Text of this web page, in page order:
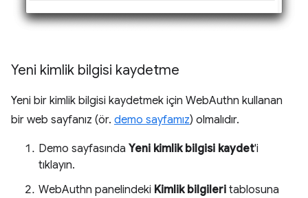
Yeni kimlik bilgisi kaydetme
Yeni bir kimlik bilgisi kaydetmek için WebAuthn kullanan
bir web sayfanız (ör. demo sayfamız) olmalıdır.
Demo sayfasında Yeni kimlik bilgisi kaydet'i
tıklayın.
WebAuthn panelindeki Kimlik bilgileri tablosuna